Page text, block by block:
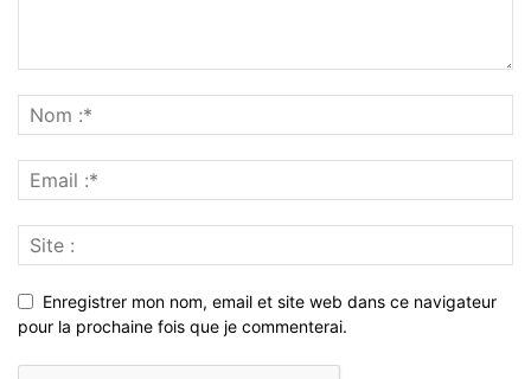
Enregistrer mon nom, email et site web dans ce navigateur
pour la prochaine fois que je commenterai.